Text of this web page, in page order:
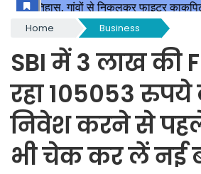
Home Business
SBI में 3 लाख की
रहा 105053 रुपये
निवेश करने से
भी चेक कर लें नई